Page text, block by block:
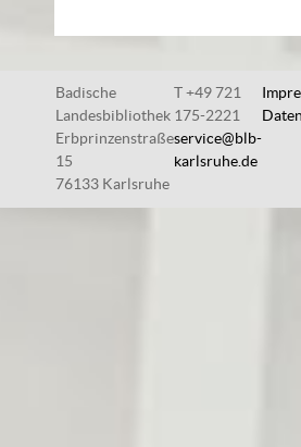
Badische
Landesbibliothek
Erbprinzenstraße
15
76133 Karlsruhe
T +49 721
175-2221
service@blb-
karlsruhe.de